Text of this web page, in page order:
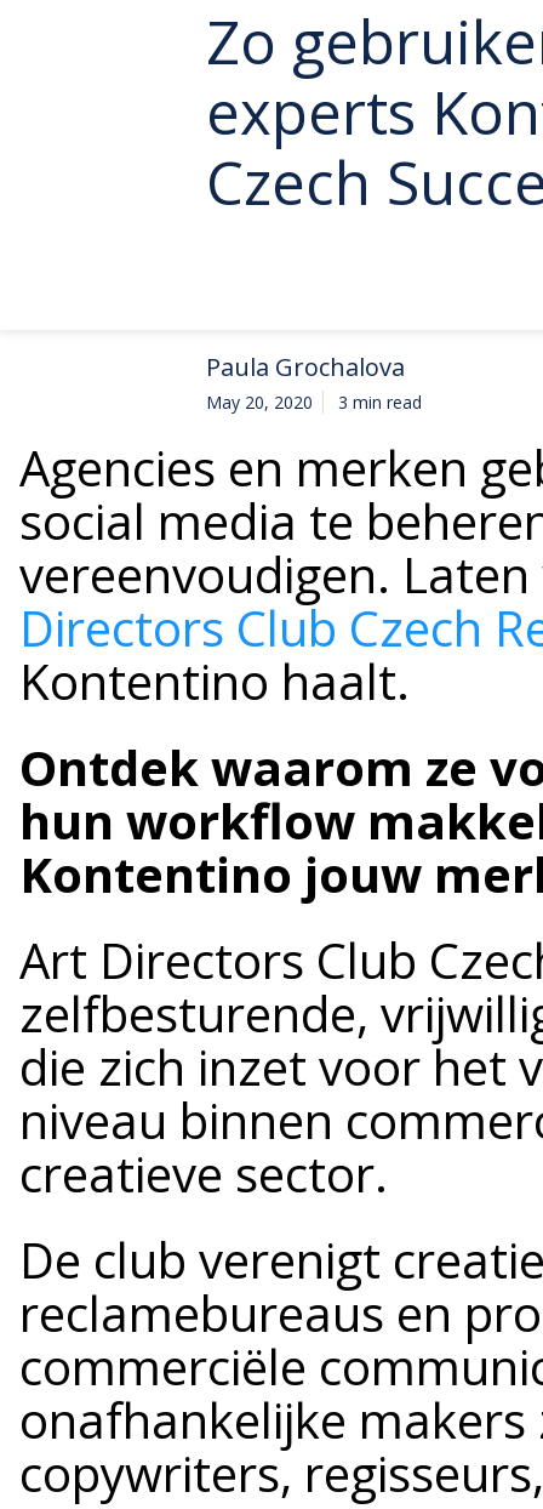
Zo
experts
Czech
Paula Grochalova
May 20, 2020 3 min read
Agencies en merken
social media te
vereenvoudigen.
Directors Club Czech
Kontentino haalt.
Ontdek waarom ze
hun workflow
Kontentino jouw
Art Directors Club
zelfbesturende,
die zich inzet voor het
niveau binnen
creatieve sector.
De club verenigt
reclamebureaus en
commerciële
onafhankelijke
copywriters,